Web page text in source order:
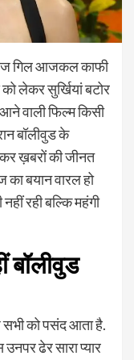
गिल आजकल काफी
लेकर सुर्खियां बटोर
वाली फिल्म किसी
बॉलीवुड के
ख़बरों की जीनत
बयान वारल हो
रही बल्कि महंगी
बॉलीवुड
को पसंद आता है.
ढेर सारा प्यार